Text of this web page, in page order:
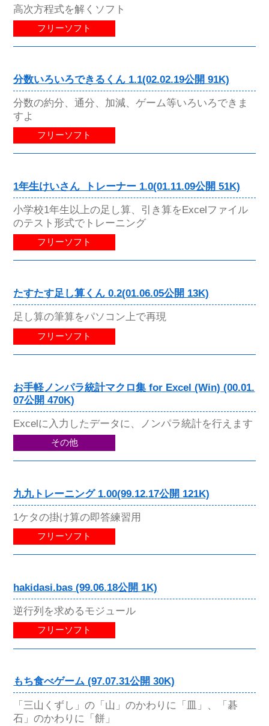
高次方程式を解くソフト
フリーソフト
分数いろいろできるくん 1.1(02.02.19公開 91K)
分数の約分、通分、加減、ゲーム等いろいろできま
すよ
フリーソフト
1年生けいさん_トレーナー 1.0(01.11.09公開 51K)
小学校1年生以上の足し算、引き算をExcelファイル
のテスト形式でトレーニング
フリーソフト
たすたす足し算くん 0.2(01.06.05公開 13K)
足し算の筆算をパソコン上で再現
フリーソフト
お手軽ノンパラ統計マクロ集 for Excel (Win) (00.01.
07公開 470K)
Excelに入力したデータに、ノンパラ統計を行えます
その他
九九トレーニング 1.00(99.12.17公開 121K)
1ケタの掛け算の即答練習用
フリーソフト
hakidasi.bas (99.06.18公開 1K)
逆行列を求めるモジュール
フリーソフト
もち食べゲーム (97.07.31公開 30K)
「三山くずし」の「山」のかわりに「皿」、「碁
石」のかわりに「餅」